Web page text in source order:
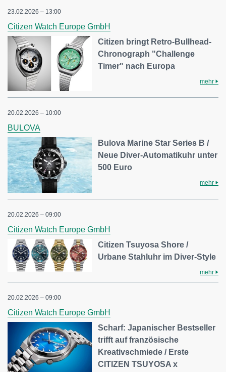
23.02.2026 – 13:00
Citizen Watch Europe GmbH
Citizen bringt Retro-Bullhead-
Chronograph "Challenge
Timer" nach Europa
mehr
20.02.2026 – 10:00
BULOVA
Bulova Marine Star Series B /
Neue Diver-Automatikuhr unter
500 Euro
mehr
20.02.2026 – 09:00
Citizen Watch Europe GmbH
Citizen Tsuyosa Shore /
Urbane Stahluhr im Diver-Style
mehr
20.02.2026 – 09:00
Citizen Watch Europe GmbH
Scharf: Japanischer Bestseller
trifft auf französische
Kreativschmiede / Erste
CITIZEN TSUYOSA x